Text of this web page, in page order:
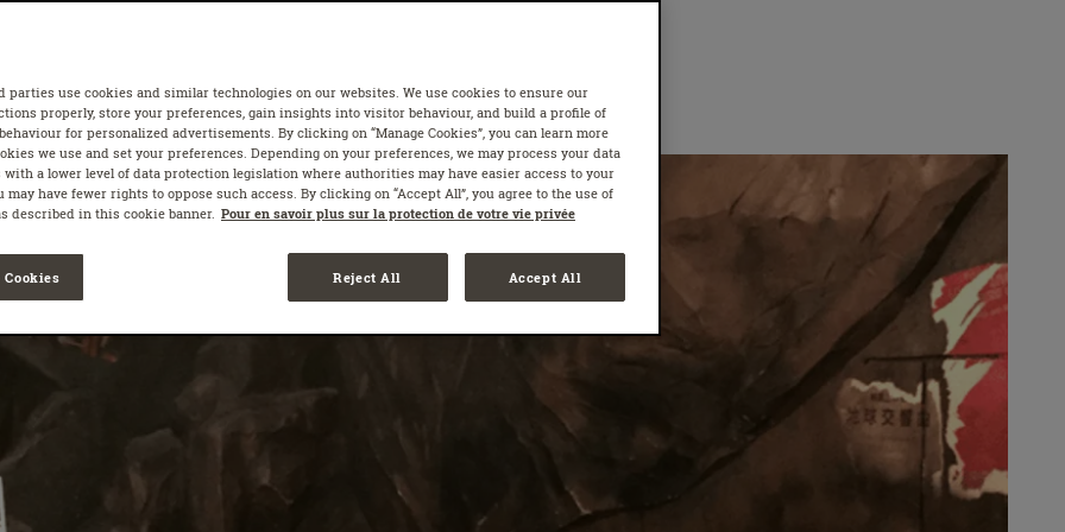
UP, À TOKYO
parties use cookies and similar technologies on our websites. We use cookies to ensure our
properly, store your preferences, gain insights into visitor behaviour, and build a profile of
for personalized advertisements. By clicking on “Manage Cookies”, you can learn more
we use and set your preferences. Depending on your preferences, we may process your data
a lower level of data protection legislation where authorities may have easier access to your
may have fewer rights to oppose such access. By clicking on “Accept All”, you agree to the use of
described in this cookie banner. Pour en savoir plus sur la protection de votre vie privée
Cookies Reject All Accept All